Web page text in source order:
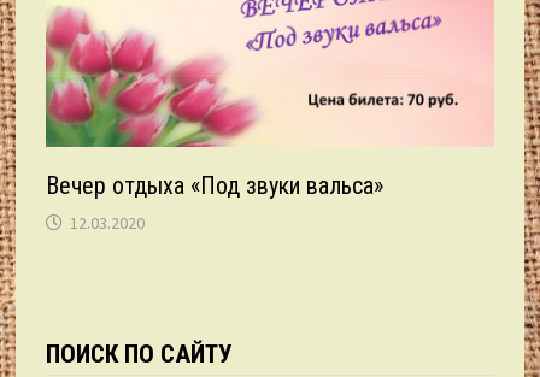
Вечер отдыха «Под звуки вальса»
12.03.2020
ПОИСК ПО САЙТУ